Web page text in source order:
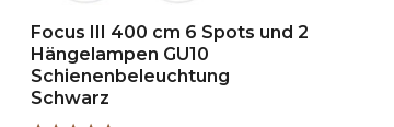
Focus III 400 cm 6 Spots und 2
Hängelampen GU10
Schienenbeleuchtung
Schwarz